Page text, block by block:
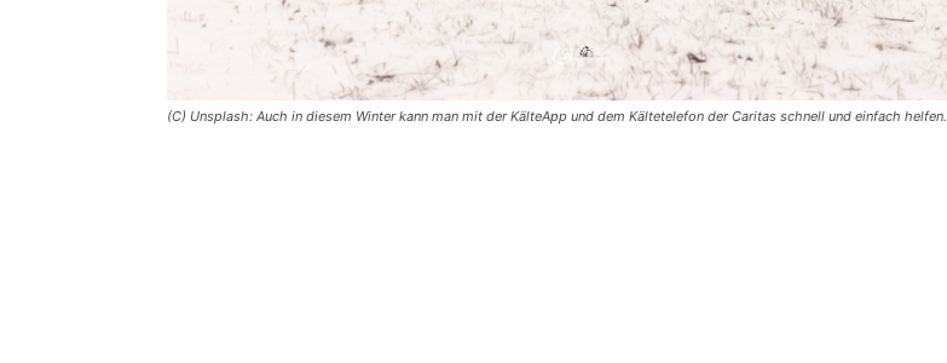
(C) Unsplash: Auch in diesem Winter kann man mit der KälteApp und dem Kältetelefon der Caritas schnell und einfach helfen.